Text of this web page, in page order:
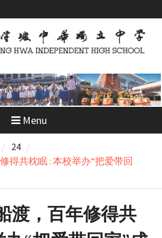
Menu
24
得共枕眠 : 本校举办“把爱带回
渡，百年修得共